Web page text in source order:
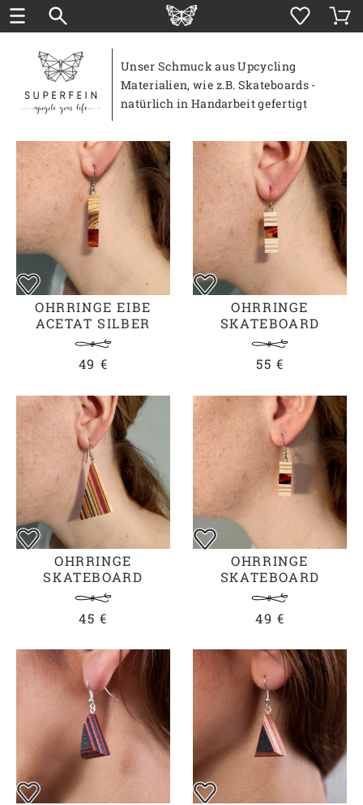
Unser Schmuck aus Upcycling
Materialien, wie z.B. Skateboards -
natürlich in Handarbeit gefertigt
OHRRINGE EIBE
ACETAT SILBER
49 €
OHRRINGE
SKATEBOARD
ACETAT GOLD
55 €
OHRRINGE
SKATEBOARD
DREIECK SILBER
45 €
OHRRINGE
SKATEBOARD
ACETAT SILBER
49 €